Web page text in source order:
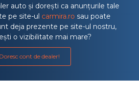
auto și dorești ca anunțurile tale
pe site-ul carmira.ro sau poate
deja prezente pe site-ul nostru,
o vizibilitate mai mare?
Doresc cont de dealer!